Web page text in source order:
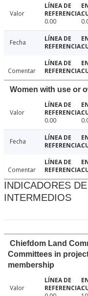
Valor
0.00
Fecha
Comentar
Women with use or
Valor
0.00
Fecha
Comentar
INDICADORES
INTERMEDIOS
Chiefdom Land
Committees in
membership
Valor